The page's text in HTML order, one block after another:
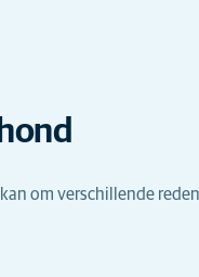
om verschillende